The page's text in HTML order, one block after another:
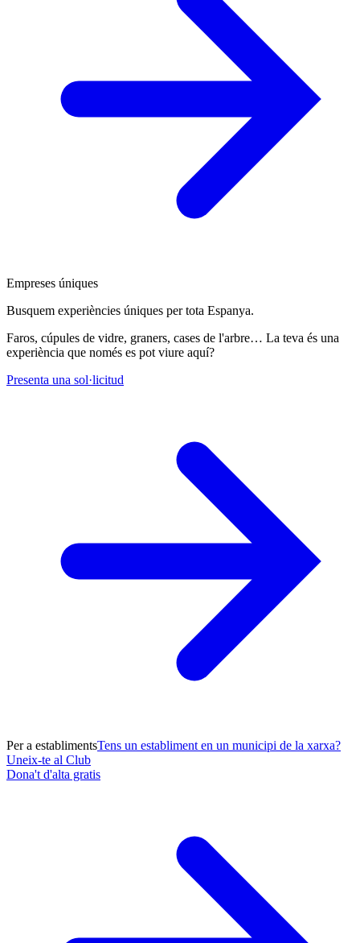
Empreses úniques
Busquem experiències úniques per tota Espanya.
Faros, cúpules de vidre, graners, cases de l'arbre… La teva és una
experiència que només es pot viure aquí?
Presenta una sol·licitud
Per a establimentsTens un establiment en un municipi de la xarxa?
Uneix-te al Club
Dona't d'alta gratis